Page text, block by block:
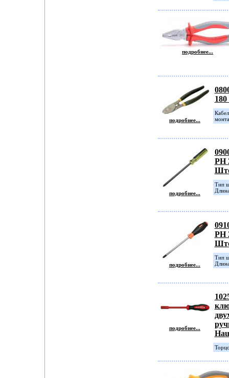
подробнее...
подробнее...
подробнее...
PH
Tип
подробнее...
PH
Тип
подробнее...